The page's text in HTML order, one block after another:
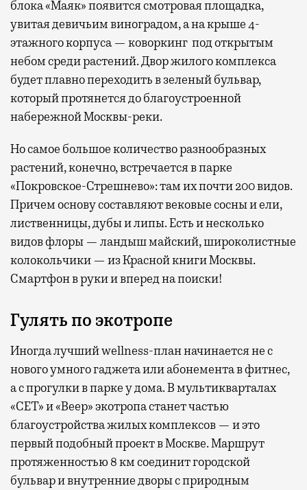
блока «Маяк» появится смотровая площадка,
увитая девичьим виноградом, а на крыше 4-
этажного корпуса — коворкинг под открытым
небом среди растений. Двор жилого комплекса
будет плавно переходить в зеленый бульвар,
который протянется до благоустроенной
набережной Москвы-реки.
Но самое большое количество разнообразных
растений, конечно, встречается в парке
«Покровское-Стрешнево»: там ихпочти 200 видов.
Причем основу составляют вековые сосны и ели,
лиственницы, дубы и липы. Есть и несколько
видов флоры — ландыш майский, широколистные
колокольчики — из Красной книги Москвы.
Смартфон в руки и вперед на поиски!
Гулять по экотропе
Иногда лучший wellness-план начинается не с
нового умного гаджета или абонемента в фитнес,
а с прогулки в парке у дома. В мультикварталах
«СЕТ» и «Веер» экотропа станет частью
благоустройства жилых комплексов — и это
первый подобный проект в Москве. Маршрут
протяженностью 8 км соединит городской
бульвар и внутренние дворы с природным